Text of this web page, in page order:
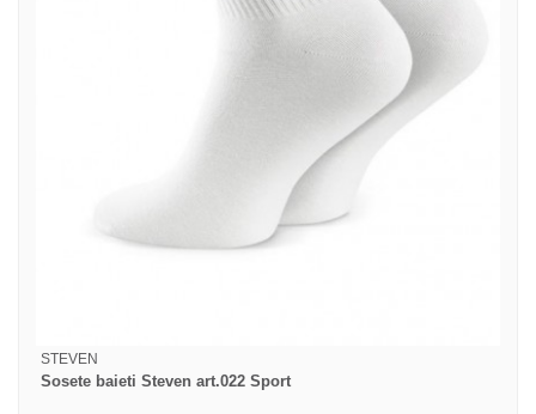
STEVEN
Sosete baieti Steven art.022 Sport